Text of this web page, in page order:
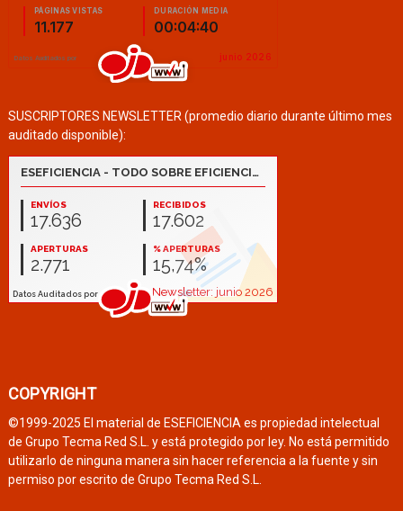
SUSCRIPTORES NEWSLETTER (promedio diario durante último mes
auditado disponible):
COPYRIGHT
©1999-2025 El material de ESEFICIENCIA es propiedad intelectual
de Grupo Tecma Red S.L. y está protegido por ley. No está permitido
utilizarlo de ninguna manera sin hacer referencia a la fuente y sin
permiso por escrito de Grupo Tecma Red S.L.